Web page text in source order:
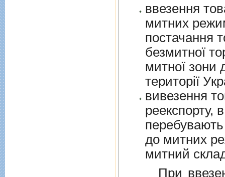
ввезення
митних
постачання
безмитної
митної зони для їх
території
вивезення
реекспорту,
перебувають у
до митних
митний
При